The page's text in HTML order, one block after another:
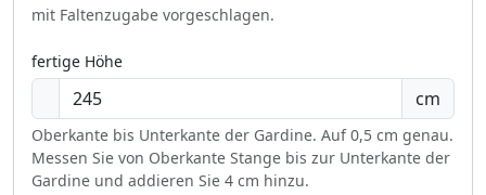
mit Faltenzugabe vorgeschlagen.
fertige Höhe
cm
Oberkante bis Unterkante der Gardine. Auf 0,5 cm genau.
Messen Sie von Oberkante Stange bis zur Unterkante der
Gardine und addieren Sie 4 cm hinzu.